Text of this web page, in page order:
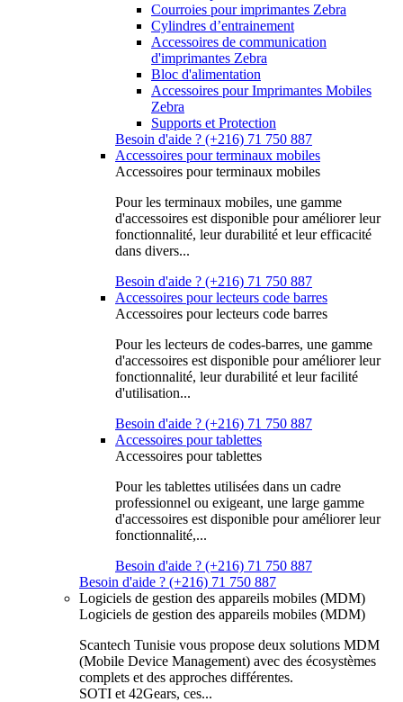
Courroies pour imprimantes Zebra
Cylindres d’entrainement
Accessoires de communication
d'imprimantes Zebra
Bloc d'alimentation
Accessoires pour Imprimantes Mobiles
Zebra
Supports et Protection
Besoin d'aide ? (+216) 71 750 887
Accessoires pour terminaux mobiles
Accessoires pour terminaux mobiles
Pour les terminaux mobiles, une gamme
d'accessoires est disponible pour améliorer leur
fonctionnalité, leur durabilité et leur efficacité
dans divers...
Besoin d'aide ? (+216) 71 750 887
Accessoires pour lecteurs code barres
Accessoires pour lecteurs code barres
Pour les lecteurs de codes-barres, une gamme
d'accessoires est disponible pour améliorer leur
fonctionnalité, leur durabilité et leur facilité
d'utilisation...
Besoin d'aide ? (+216) 71 750 887
Accessoires pour tablettes
Accessoires pour tablettes
Pour les tablettes utilisées dans un cadre
professionnel ou exigeant, une large gamme
d'accessoires est disponible pour améliorer leur
fonctionnalité,...
Besoin d'aide ? (+216) 71 750 887
Besoin d'aide ? (+216) 71 750 887
Logiciels de gestion des appareils mobiles (MDM)
Logiciels de gestion des appareils mobiles (MDM)
Scantech Tunisie vous propose deux solutions MDM
(Mobile Device Management) avec des écosystèmes
complets et des approches différentes.
SOTI et 42Gears, ces...